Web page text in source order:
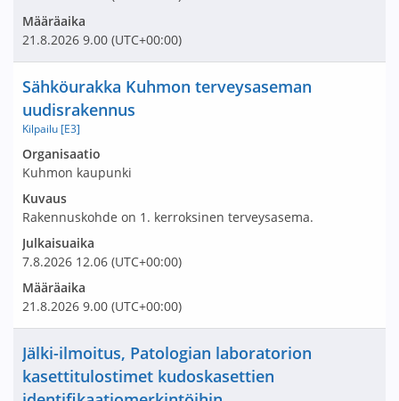
Määräaika
21.8.2026 9.00 (UTC+00:00)
Avaa tarjouspyyntö:
Organisaatio
Kuhmon kaupunki
Nimi ja selite
Sähköurakka Kuhmon terveysaseman
uudisrakennus
Kilpailu [E3]
Kuvaus
Rakennuskohde on 1. kerroksinen terveysasema.
Julkaisuaika
7.8.2026 12.06 (UTC+00:00)
Määräaika
21.8.2026 9.00 (UTC+00:00)
Nimi ja selite
Jälki-ilmoitus, Patologian laboratorion
kasettitulostimet kudoskasettien